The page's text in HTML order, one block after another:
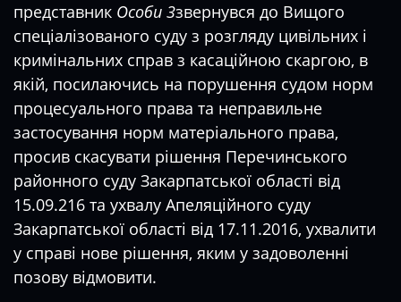
представник Особи 3звернувся до Вищого
спеціалізованого суду з розгляду цивільних і
кримінальних справ з касаційною скаргою, в
якій, посилаючись на порушення судом норм
процесуального права та неправильне
застосування норм матеріального права,
просив скасувати рішення Перечинського
районного суду Закарпатської області від
15.09.216 та ухвалу Апеляційного суду
Закарпатської області від 17.11.2016, ухвалити
у справі нове рішення, яким у задоволенні
позову відмовити.